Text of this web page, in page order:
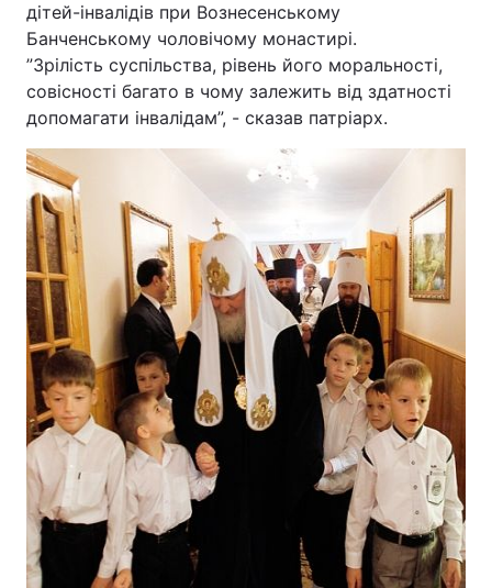
дітей-інвалідів при Вознесенському
Банченському чоловічому монастирі.
”Зрілість суспільства, рівень його моральності,
совісності багато в чому залежить від здатності
допомагати інвалідам”, - сказав патріарх.